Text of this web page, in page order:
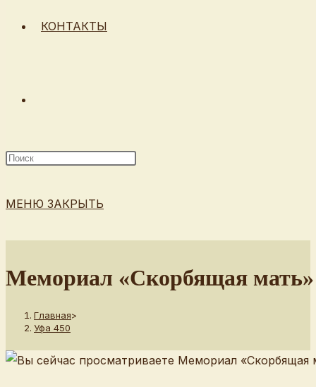
КОНТАКТЫ
ВЕБ-
МЕНЮ ЗАКРЫТЬ
Мемориал «Скорбящая мать»
Главная>
Уфа 450